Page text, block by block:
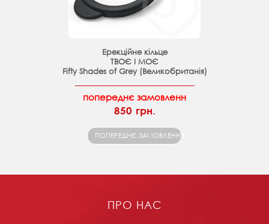
Ерекційне кільце
ТВОЄ І МОЄ
Fifty Shades of Grey (Великобританія)
попереднє замовленн
850 грн.
ПОПЕРЕДНЄ ЗАМОВЛЕННЯ
ПРО НАС